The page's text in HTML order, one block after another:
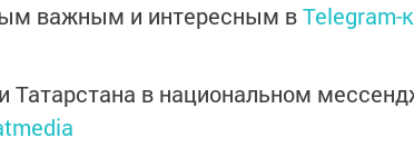
важным и интересным вTelegram-
Татарстана в национальном